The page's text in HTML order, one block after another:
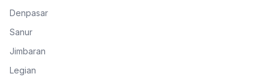
Denpasar
Sanur
Jimbaran
Legian